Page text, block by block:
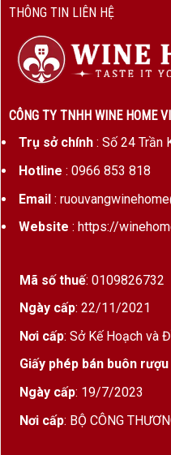
Phân
loại
V2 Valquejigoso là kết
tế giữa các giống nho:
Cabernet
độ sâu
Syrah– thêm
chín
Cabernet Franc –
Negral– giống nho
sự độc đáo
THÔNG TIN LIÊN HỆ
CÔNG TY TNHH WINE HOME
Trụ sở chính: Số 24 Trần
Hotline : 0966 853 818
Email:
Website : https://
Mã số thuế: 0109826732
Ngày cấp: 22/11/2021
Nơi cấp: Sở Kế Hoạch và
Giấy phép bán buôn
Ngày cấp: 19/7/2023
Nơi cấp: BỘ CÔNG